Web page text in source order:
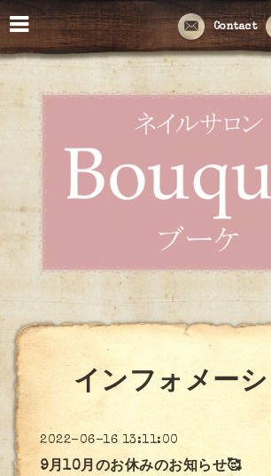
Contact
インフォメー
2022-06-16 13:11:00
9月10月のお休みのお知らせ🥰